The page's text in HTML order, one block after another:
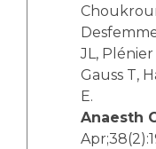
JL, Plénier
Gauss T,
E.
Anaesth